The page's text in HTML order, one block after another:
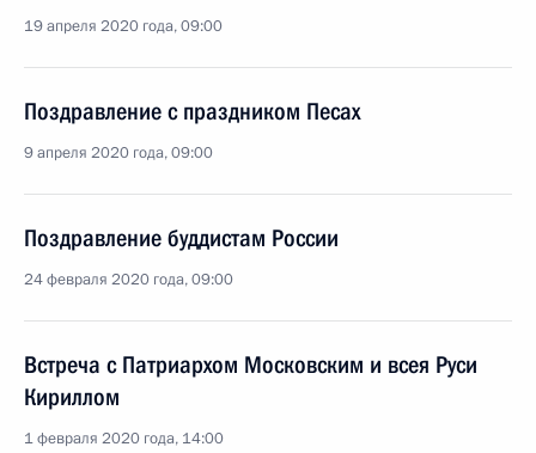
19 апреля 2020 года, 09:00
Поздравление с праздником Песах
9 апреля 2020 года, 09:00
Поздравление буддистам России
24 февраля 2020 года, 09:00
Встреча с Патриархом Московским и всея Руси
Кириллом
1 февраля 2020 года, 14:00